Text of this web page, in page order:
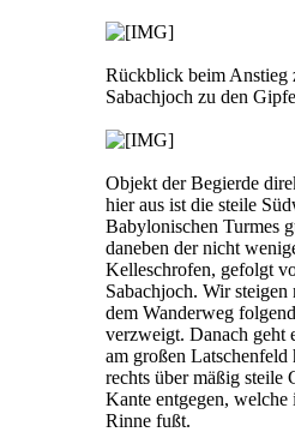
Rückblick beim Anstieg
Sabachjoch zu den
Objekt der Begierde
hier aus ist die steile
Babylonischen Turmes
daneben der nicht
Kelleschrofen, gefolgt
Sabachjoch. Wir
dem Wanderweg
verzweigt. Danach geht
am großen Latschenfeld
rechts über mäßig steile
Kante entgegen, welche
Rinne fußt.